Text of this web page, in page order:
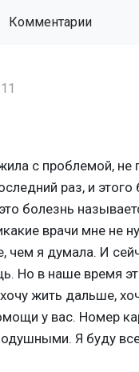
Комментарии
с проблемой, не
раз, и
болезнь
врачи мне не
чем я думала. И
Но в наше время
жить дальше,
у вас. Номер
Я буду